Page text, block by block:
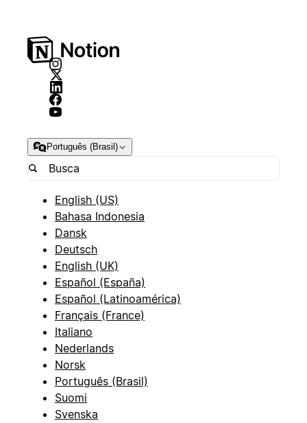
Português (Brasil)
English (US)
Bahasa Indonesia
Dansk
Deutsch
English (UK)
Español (España)
Español (Latinoamérica)
Français (France)
Italiano
Nederlands
Norsk
Português (Brasil)
Suomi
Svenska